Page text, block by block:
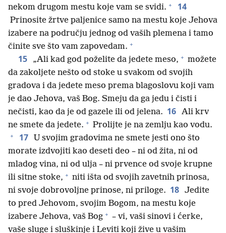
nekom drugom mestu koje vam se svidi. + 14
Prinosite žrtve paljenice samo na mestu koje Jehova
izabere na području jednog od vaših plemena i tamo
činite sve što vam zapovedam. +
15 „Ali kad god poželite da jedete meso, + možete
da zakoljete nešto od stoke u svakom od svojih
gradova i da jedete meso prema blagoslovu koji vam
je dao Jehova, vaš Bog. Smeju da ga jedu i čisti i
nečisti, kao da je od gazele ili od jelena. 16 Ali krv
ne smete da jedete. + Prolijte je na zemlju kao vodu.
+ 17
U svojim gradovima ne smete jesti ono što
morate izdvojiti kao deseti deo – ni od žita, ni od
mladog vina, ni od ulja – ni prvence od svoje krupne
ili sitne stoke, + niti išta od svojih zavetnih prinosa,
ni svoje dobrovoljne prinose, ni priloge. 18 Jedite
to pred Jehovom, svojim Bogom, na mestu koje
izabere Jehova, vaš Bog + – vi, vaši sinovi i ćerke,
vaše sluge i sluškinje i Leviti koji žive u vašim